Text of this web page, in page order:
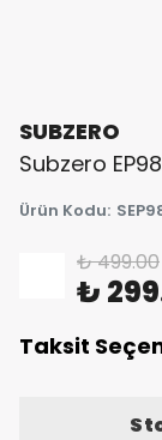
SUBZERO
Subzero
Ürün Kodu:
₺ 499.00
₺
Taksit